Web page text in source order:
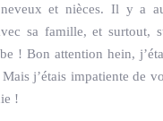
et nièces. Il y a
sa famille, et surtout,
! Bon attention hein,
j’étais impatiente de
!